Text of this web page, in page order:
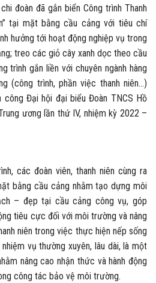
đoàn đã gắn biển Công trình Thanh
tại mặt bằng cầu cảng với tiêu chí
hưởng tới hoạt động nghiệp vụ trong
treo các giỏ cây xanh dọc theo cầu
trình gắn liền với chuyên ngành hàng
(công trình, phần việc thanh niên…)
công Đại hội đại biểu Đoàn TNCS Hồ
ương lần thứ IV, nhiệm kỳ 2022 –
các đoàn viên, thanh niên cùng ra
bằng cầu cảng nhằm tạo dựng môi
– đẹp tại cầu cảng công vụ, góp
tiêu cực đối với môi trường và nâng
niên trong việc thực hiện nếp sống
vụ thường xuyên, lâu dài, là một
nâng cao nhận thức và hành động
công tác bảo vệ môi trường.